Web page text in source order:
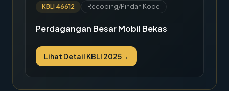
KBLI 46612 Recoding/Pindah Kode
Perdagangan Besar Mobil Bekas
Lihat Detail KBLI 2025→